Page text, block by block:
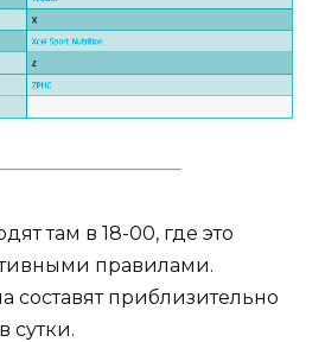
там в 18-00, где это
правилами.
приблизительно
сутки.